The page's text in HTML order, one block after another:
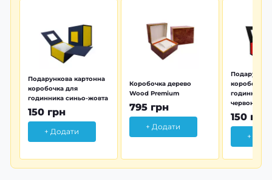
Подарункова картонна
коробочка для
годинника синьо-жовта
150 грн
+ Додати
Коробочка дерево
Wood Premium
795 грн
+ Додати
коробочка
годинника
червона
150 грн
+